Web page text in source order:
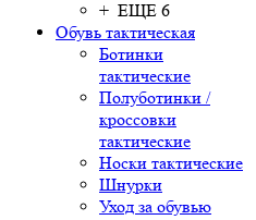
+ ЕЩЕ 6
Обувь тактическая
Ботинки
тактические
Полуботинки /
кроссовки
тактические
Носки тактические
Шнурки
Уход за обувью